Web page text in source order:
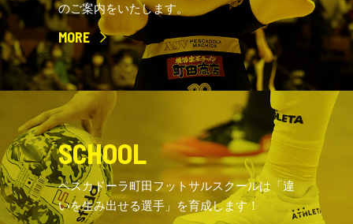
のご案内をいたします。
MORE
SCHOOL
ペスカドーラ町田フットサルスクールは「違
いを生み出せる選手」を育成します！